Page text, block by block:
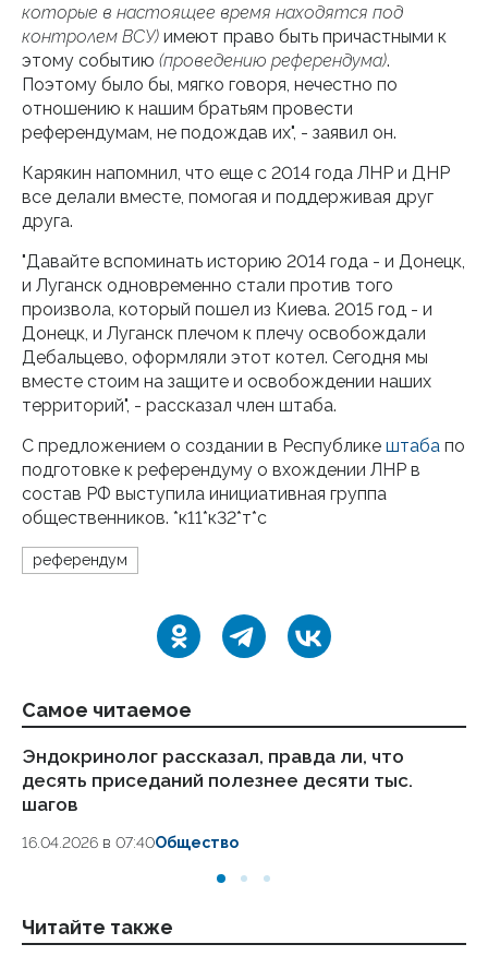
которые в настоящее время находятся под
контролем ВСУ) имеют право быть причастными к
этому событию (проведению референдума).
Поэтому было бы, мягко говоря, нечестно по
отношению к нашим братьям провести
референдумам, не подождав их", - заявил он.
Карякин напомнил, что еще с 2014 года ЛНР и ДНР
все делали вместе, помогая и поддерживая друг
друга.
"Давайте вспоминать историю 2014 года - и Донецк,
и Луганск одновременно стали против того
произвола, который пошел из Киева. 2015 год - и
Донецк, и Луганск плечом к плечу освобождали
Дебальцево, оформляли этот котел. Сегодня мы
вместе стоим на защите и освобождении наших
территорий", - рассказал член штаба.
С предложением о создании в Республике штаба по
подготовке к референдуму о вхождении ЛНР в
состав РФ выступила инициативная группа
общественников. *к11*к32*т*с
референдум
Самое читаемое
Эндокринолог рассказал, правда ли, что
десять приседаний полезнее десяти тыс.
шагов
16.04.2026 в 07:40Общество
Читайте также